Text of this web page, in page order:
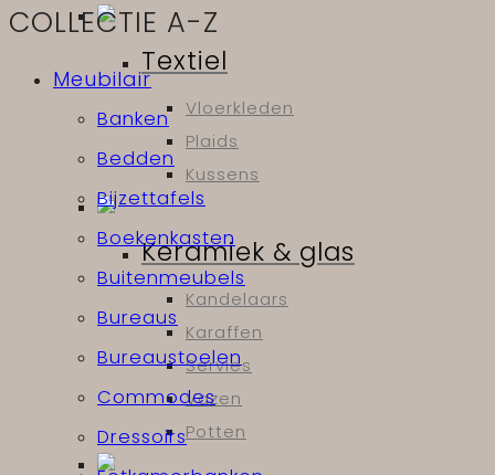
Textiel
Vloerkleden
Plaids
Kussens
Keramiek & glas
Kandelaars
Karaffen
Servies
Vazen
Potten
COLLECTIE A-Z
Meubilair
Banken
Bedden
Bijzettafels
Boekenkasten
Buitenmeubels
Bureaus
Bureaustoelen
Commodes
Dressoirs